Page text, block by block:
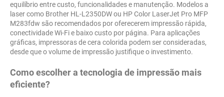
equilíbrio entre custo, funcionalidades e manutenção. Modelos a
laser como Brother HL-L2350DW ou HP Color LaserJet Pro MFP
M283fdw são recomendados por oferecerem impressão rápida,
conectividade Wi-Fi e baixo custo por página. Para aplicações
gráficas, impressoras de cera colorida podem ser consideradas,
desde que o volume de impressão justifique o investimento.
Como escolher a tecnologia de impressão mais
eficiente?